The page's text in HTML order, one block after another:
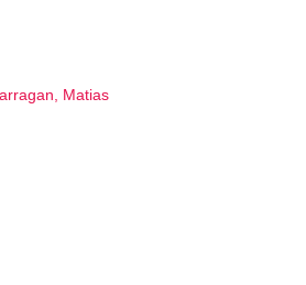
Matias